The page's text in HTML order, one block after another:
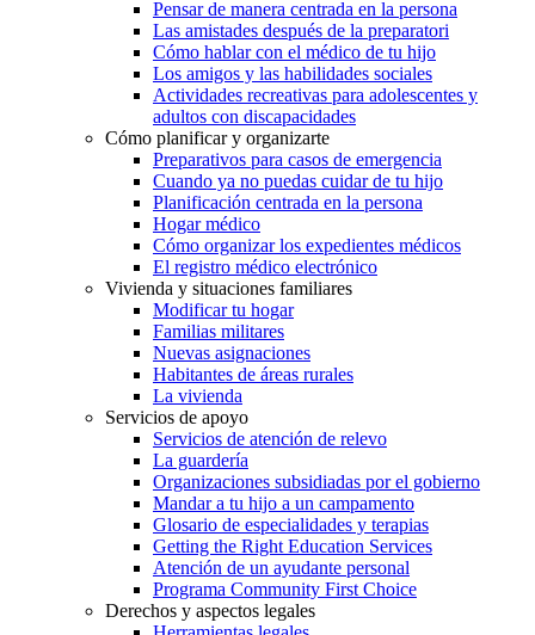
Pensar de manera centrada en la persona
Las amistades después de la preparatori
Cómo hablar con el médico de tu hijo
Los amigos y las habilidades sociales
Actividades recreativas para adolescentes y
adultos con discapacidades
Cómo planificar y organizarte
Preparativos para casos de emergencia
Cuando ya no puedas cuidar de tu hijo
Planificación centrada en la persona
Hogar médico
Cómo organizar los expedientes médicos
El registro médico electrónico
Vivienda y situaciones familiares
Modificar tu hogar
Familias militares
Nuevas asignaciones
Habitantes de áreas rurales
La vivienda
Servicios de apoyo
Servicios de atención de relevo
La guardería
Organizaciones subsidiadas por el gobierno
Mandar a tu hijo a un campamento
Glosario de especialidades y terapias
Getting the Right Education Services
Atención de un ayudante personal
Programa Community First Choice
Derechos y aspectos legales